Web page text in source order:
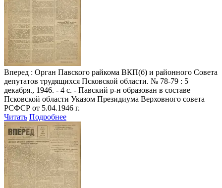
Вперед : Орган Павского райкома ВКП(б) и районного Совета
депутатов трудящихся Псковской области. № 78-79 : 5
декабря., 1946. - 4 с. - Павский р-н образован в составе
Псковской области Указом Президиума Верховного совета
РСФСР от 5.04.1946 г.
Читать Подробнее